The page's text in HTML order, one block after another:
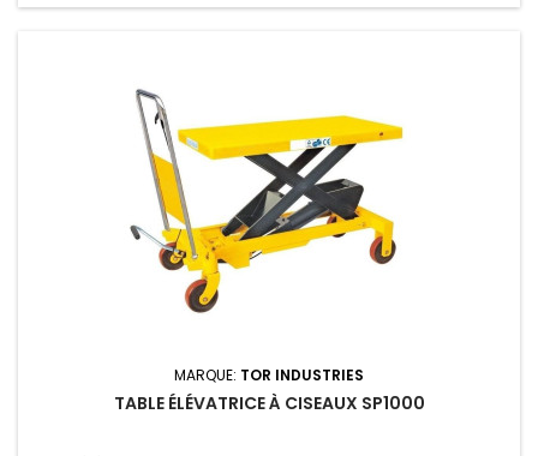
MARQUE: TOR INDUSTRIES
TABLE ÉLÉVATRICE À CISEAUX SP1000